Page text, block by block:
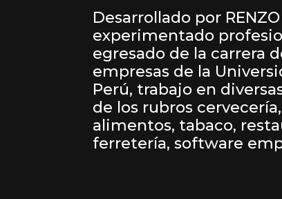
Desarrollado por RENZO
experimentado
egresado de la carrera
empresas de la
Perú, trabajo en
de los rubros
alimentos, tabaco,
ferretería, software